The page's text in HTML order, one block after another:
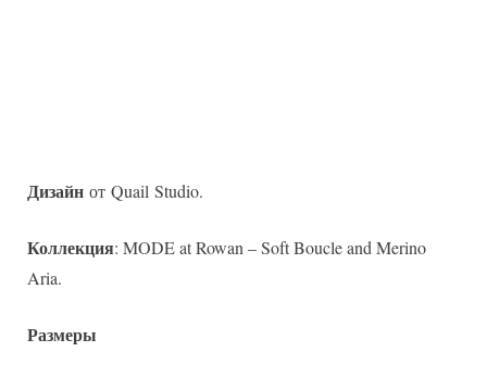
Дизайн от Quail Studio.
Коллекция: MODE at Rowan – Soft Boucle and Merino
Aria.
Размеры